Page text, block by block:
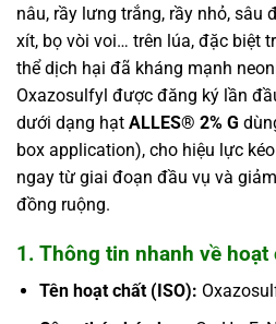
nâu, rầy lưng trắng, rầy nhỏ, sâu
xít, bọ vòi voi… trên lúa, đặc biệt
thể dịch hại đã kháng mạnh
Oxazosulfyl được đăng ký lần
dưới dạng hạt ALLES® 2% G
box application), cho hiệu lực
ngay từ giai đoạn đầu vụ và
đồng ruộng.
1. Thông tin nhanh về
Tên hoạt chất (ISO):